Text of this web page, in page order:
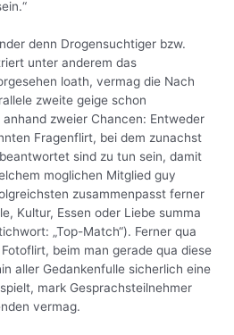
denn Drogensuchtiger bzw.
unter anderem das
loath, vermag die Nach
zweite geige schon
zweier Chancen: Entweder
Fragenflirt, bei dem zunachst
sind zu tun sein, damit
moglichen Mitglied guy
zusammenpasst ferner
Kultur, Essen oder Liebe summa
„Top-Match“). Ferner qua
beim man gerade qua diese
aller Gedankenfulle sicherlich eine
mark Gesprachsteilnehmer
vermag.